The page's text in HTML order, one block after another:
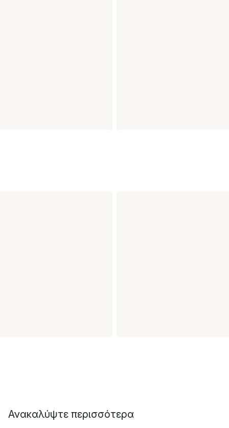
Ανακαλύψτε περισσότερα